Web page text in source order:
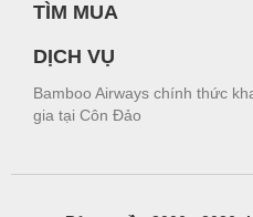
TÌM MUA
DỊCH VỤ
Bamboo Airways chính thức
gia tại Côn Đảo